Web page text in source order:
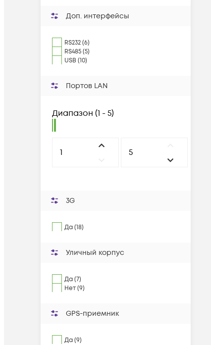
Доп. интерфейсы
RS232 (6)
RS485 (5)
USB (10)
Портов LAN
Диапазон (1 - 5)
3G
Да (18)
Уличный корпус
Да (7)
Нет (9)
GPS-приемник
Да (9)